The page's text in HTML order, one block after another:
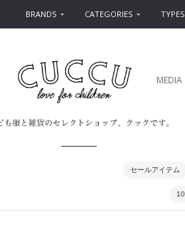
BRANDS CATEGORIES TYPES
MEDIA
セールアイテム